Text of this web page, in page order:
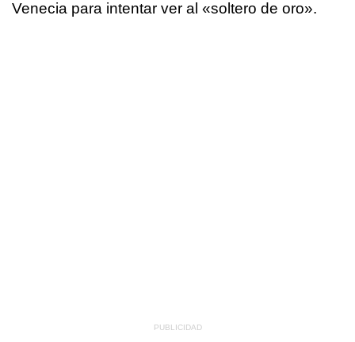
Venecia para intentar ver al «soltero de oro».